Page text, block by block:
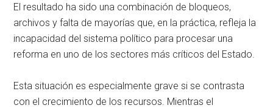
El resultado ha sido una combinación de bloqueos,
archivos y falta de mayorías que, en la práctica, refleja la
incapacidad del sistema político para procesar una
reforma en uno de los sectores más críticos del Estado.
Esta situación es especialmente grave si se contrasta
con el crecimiento de los recursos. Mientras el